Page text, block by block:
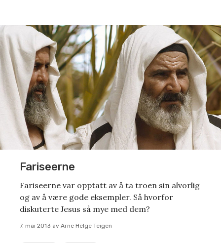
Fariseerne
Fariseerne var opptatt av å ta troen sin alvorlig
og av å være gode eksempler. Så hvorfor
diskuterte Jesus så mye med dem?
7. mai 2013 av Arne Helge Teigen